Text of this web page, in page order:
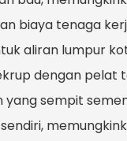
biaya tenaga
aliran lumpur
dengan pelat
yang sempit